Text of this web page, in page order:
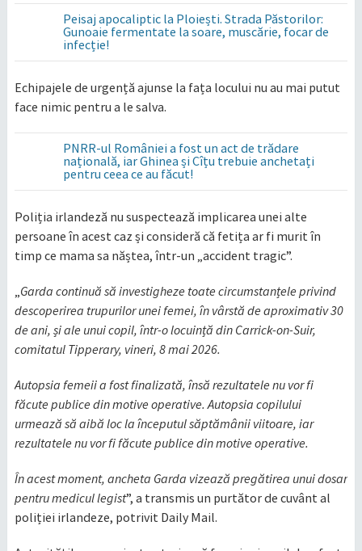
Peisaj apocaliptic la Ploiești. Strada Păstorilor:
Gunoaie fermentate la soare, muscărie, focar de
infecție!
Echipajele de urgență ajunse la fața locului nu au mai putut
face nimic pentru a le salva.
PNRR-ul României a fost un act de trădare
națională, iar Ghinea și Cîțu trebuie anchetați
pentru ceea ce au făcut!
Poliția irlandeză nu suspectează implicarea unei alte
persoane în acest caz și consideră că fetița ar fi murit în
timp ce mama sa năștea, într-un „accident tragic”.
Garda continuă să investigheze toate circumstanțele privind
descoperirea trupurilor unei femei, în vârstă de aproximativ 30
de ani, și ale unui copil, într-o locuință din Carrick-on-Suir,
comitatul Tipperary, vineri, 8 mai 2026.
Autopsia femeii a fost finalizată, însă rezultatele nu vor fi
făcute publice din motive operative. Autopsia copilului
urmează să aibă loc la începutul săptămânii viitoare, iar
rezultatele nu vor fi făcute publice din motive operative.
În acest moment, ancheta Garda vizează pregătirea unui dosar
pentru medicul legist”, a transmis un purtător de cuvânt al
poliției irlandeze, potrivit Daily Mail.